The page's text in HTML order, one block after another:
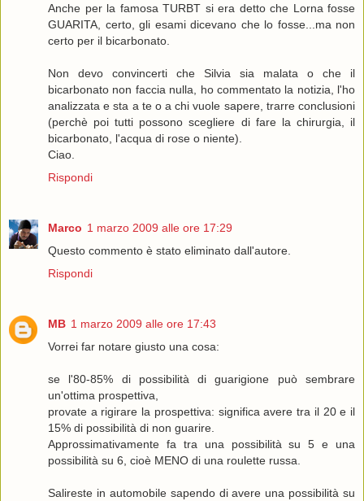
Anche per la famosa TURBT si era detto che Lorna fosse
GUARITA, certo, gli esami dicevano che lo fosse...ma non
certo per il bicarbonato.
Non devo convincerti che Silvia sia malata o che il
bicarbonato non faccia nulla, ho commentato la notizia, l'ho
analizzata e sta a te o a chi vuole sapere, trarre conclusioni
(perchè poi tutti possono scegliere di fare la chirurgia, il
bicarbonato, l'acqua di rose o niente).
Ciao.
Rispondi
Marco 1 marzo 2009 alle ore 17:29
Questo commento è stato eliminato dall'autore.
Rispondi
MB 1 marzo 2009 alle ore 17:43
Vorrei far notare giusto una cosa:
se l'80-85% di possibilità di guarigione può sembrare
un'ottima prospettiva,
provate a rigirare la prospettiva: significa avere tra il 20 e il
15% di possibilità di non guarire.
Approssimativamente fa tra una possibilità su 5 e una
possibilità su 6, cioè MENO di una roulette russa.
Salireste in automobile sapendo di avere una possibilità su